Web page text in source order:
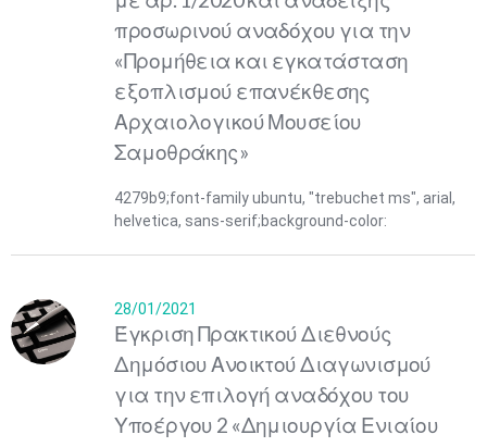
προσωρινού αναδόχου για την
«Προμήθεια και εγκατάσταση
εξοπλισμού επανέκθεσης
Αρχαιολογικού Μουσείου
Σαμοθράκης»
4279b9;font-family ubuntu, "trebuchet ms", arial,
helvetica, sans-serif;background-color:
28/01/2021
Έγκριση Πρακτικού Διεθνούς
Δημόσιου Ανοικτού Διαγωνισμού
για την επιλογή αναδόχου του
Υποέργου 2 «Δημιουργία Ενιαίου